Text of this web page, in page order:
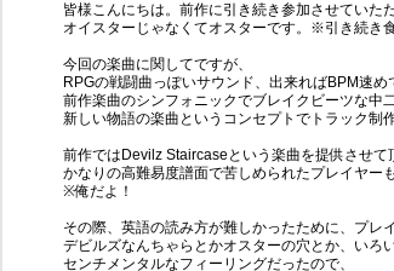
皆様こんにちは。前作に引き続き参加させていた
オイスターじゃなくてオスターです。※引き続き
今回の楽曲に関してですが、
RPGの戦闘曲っぽいサウンド、出来ればBPM速め
前作楽曲のシンフォニックでブレイクビーツな中
新しい物語の楽曲というコンセプトでトラック制
前作ではDevilz Staircaseという楽曲を提供させて
かなりの高難易度譜面で苦しめられたプレイヤー
※俺だよ！
その際、英語の読み方が難しかったために、プレ
デビルズなんちゃらとかオスターの穴とか、いろ
センチメンタルなフィーリングだったので、